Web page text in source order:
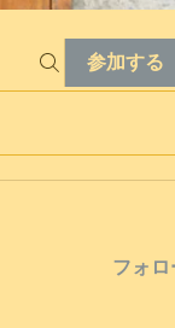
参加する
フォロ